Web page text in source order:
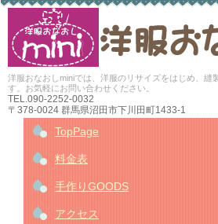
洋服おなおしminiでは、洋服のリサイズをはじめ、縫
す。お気軽にお問い合わせください。
TEL.090-2252-0032
〒378-0024 群馬県沼田市下川田町1433-1
TopPage
料金表
手作りGOODS
アクセス